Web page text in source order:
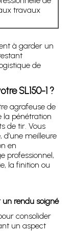
travaux
à garder un
de
SL150-1 ?
agrafeuse de
la pénétration
de tir. Vous
meilleure
en
professionnel,
la finition ou
rendu soigné
consolider
un aspect